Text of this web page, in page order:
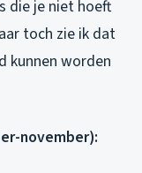
die je niet hoeft
toch zie ik dat
kunnen worden
november):